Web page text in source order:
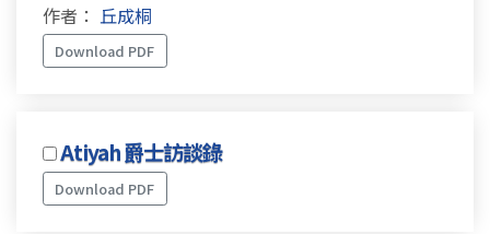
作者： 丘成桐
Download PDF
Atiyah 爵士訪談錄
Download PDF